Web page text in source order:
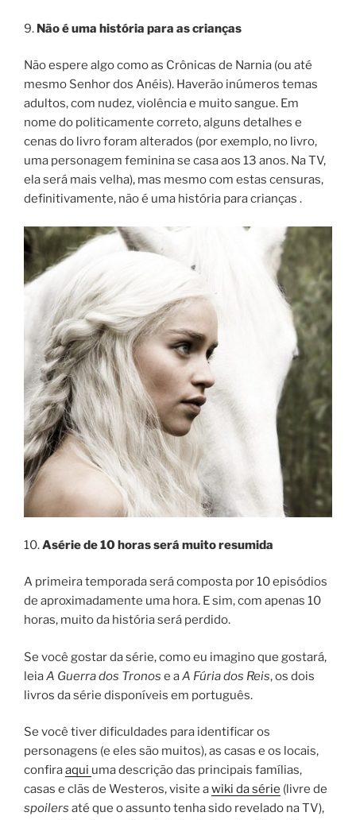
9. Não é uma história para as crianças
Não espere algo como as Crônicas de Narnia (ou até
mesmo Senhor dos Anéis). Haverão inúmeros temas
adultos, com nudez, violência e muito sangue. Em
nome do politicamente correto, alguns detalhes e
cenas do livro foram alterados (por exemplo, no livro,
uma personagem feminina se casa aos 13 anos. Na TV,
ela será mais velha), mas mesmo com estas censuras,
definitivamente, não é uma história para crianças .
10.Asérie de 10 horas será muito resumida
A primeira temporada será composta por 10 episódios
de aproximadamente uma hora. E sim, com apenas 10
horas, muito da história será perdido.
Se você gostar da série, como eu imagino que gostará,
leiaA Guerra dos Tronos e aA Fúria dos Reis, os dois
livros da série disponíveis em português.
Se você tiver dificuldades para identificar os
personagens (e eles são muitos), as casas e os locais,
confiraaqui uma descrição das principais famílias,
casas e clãs de Westeros, visite awiki da série (livre de
spoilers até que o assunto tenha sido revelado na TV),